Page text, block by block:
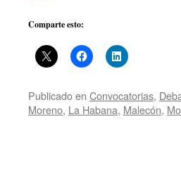
Comparte esto:
Publicado en Convocatorias,
Moreno, La Habana, Malecón,